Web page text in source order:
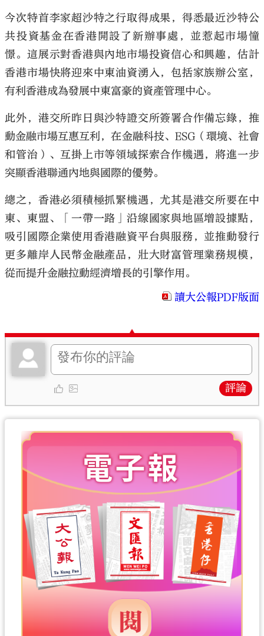
今次特首李家超沙特之行取得成果，得悉最近沙特公
共投資基金在香港開設了新辦事處，並惹起市場憧
憬。這展示對香港與內地市場投資信心和興趣，估計
香港市場快將迎來中東油資湧入，包括家族辦公室，
有利香港成為發展中東富豪的資產管理中心。
此外，港交所昨日與沙特證交所簽署合作備忘錄，推
動金融市場互惠互利，在金融科技、ESG（環境、社會
和管治）、互掛上市等領域探索合作機遇，將進一步
突顯香港聯通內地與國際的優勢。
總之，香港必須積極抓緊機遇，尤其是港交所要在中
東、東盟、「一帶一路」沿線國家與地區增設據點，
吸引國際企業使用香港融資平台與服務，並推動發行
更多離岸人民幣金融產品，壯大財富管理業務規模，
從而提升金融拉動經濟增長的引擎作用。
讀大公報PDF版面
評論